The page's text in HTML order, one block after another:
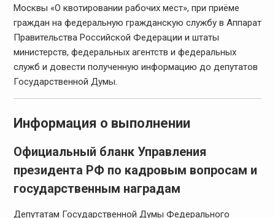
Москвы «О квотировании рабочих мест», при приёме
граждан на федеральную гражданскую службу в Аппарат
Правительства Российской Федерации и штаты
министерств, федеральных агентств и федеральных
служб и довести полученную информацию до депутатов
Государственной Думы.
Информация о выполнении
Официальный бланк Управления
президента РФ по кадровым вопросам и
государственным наградам
Депутатам Государственной Думы Федерального